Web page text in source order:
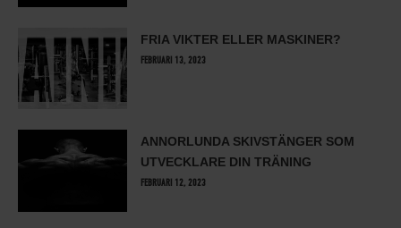
FRIA VIKTER ELLER MASKINER?
FEBRUARI 13, 2023
ANNORLUNDA SKIVSTÄNGER SOM
UTVECKLARE DIN TRÄNING
FEBRUARI 12, 2023